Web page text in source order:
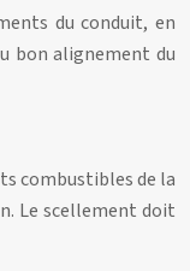
du conduit, en
bon alignement du
combustibles de la
Le scellement doit